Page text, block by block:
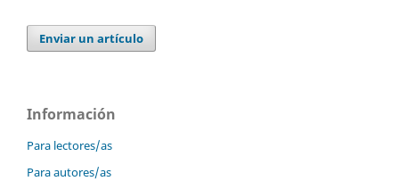
Enviar un artículo
Información
Para lectores/as
Para autores/as